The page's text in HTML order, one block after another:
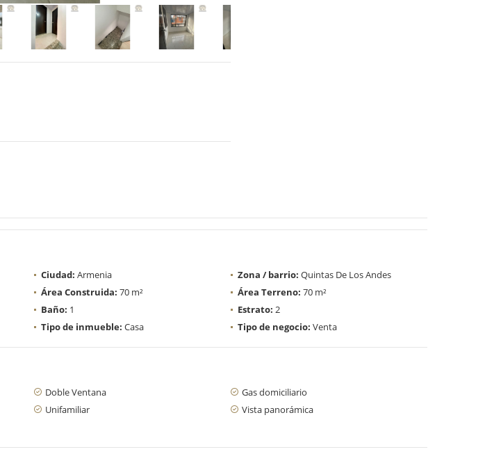
Ciudad: Armenia Zona / barrio: Quintas De Los Andes
Área Construida: 70 m² Área Terreno: 70 m²
Baño: 1 Estrato: 2
Tipo de inmueble: Casa Tipo de negocio: Venta
Doble Ventana
Gas domiciliario
Unifamiliar
Vista panorámica